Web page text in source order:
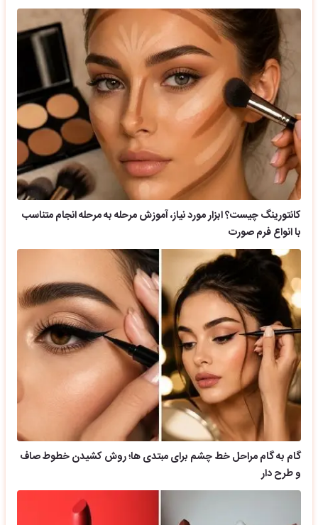
کانتورینگ چیست؟ ابزار مورد نیاز، آموزش مرحله به مرحله انجام متناسب
با انواع فرم صورت
گام به گام مراحل خط چشم برای مبتدی ها؛ روش کشیدن خطوط صاف
و طرح دار